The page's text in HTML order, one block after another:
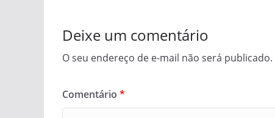
Deixe um comentário
O seu endereço de e-mail não será publicado.
Comentário *